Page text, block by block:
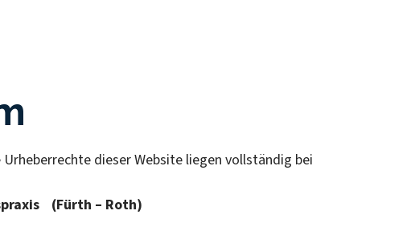
dieser Website liegen vollständig bei
(Fürth – Roth)